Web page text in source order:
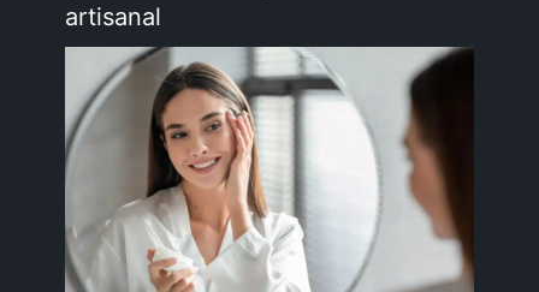
artisanal